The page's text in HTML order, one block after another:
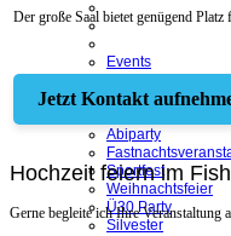
Events
Geburtstag
Abiparty
Sportfest
Weihnachtsfeier
Ü30 Party
Silvester
Der große Saal bietet genügend Platz
Jetzt Kontakt
Hochzeit feiern im
Gerne begleite ich Ihre Veranstaltung